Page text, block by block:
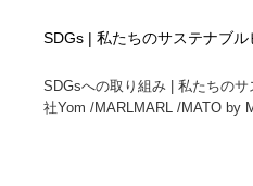
SDGs | 私たちのサステナブ
SDGsへの取り組み | 私たちの
社Yom /MARLMARL /MATO by